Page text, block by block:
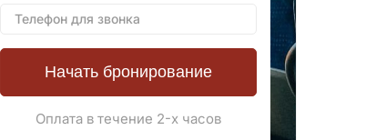
Телефон для звонка
Начать бронирование
Оплата в течение 2-х часов